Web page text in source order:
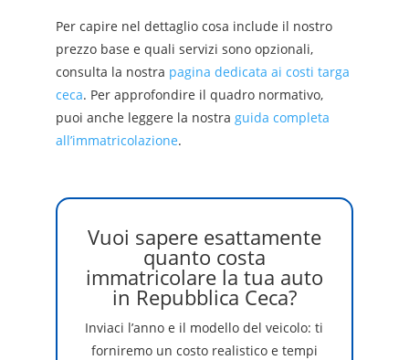
Per capire nel dettaglio cosa include il nostro
prezzo base e quali servizi sono opzionali,
consulta la nostra pagina dedicata ai costi targa
ceca. Per approfondire il quadro normativo,
puoi anche leggere la nostra guida completa
all’immatricolazione.
Vuoi sapere esattamente
quanto costa
immatricolare la tua auto
in Repubblica Ceca?
Inviaci l’anno e il modello del veicolo: ti
forniremo un costo realistico e tempi